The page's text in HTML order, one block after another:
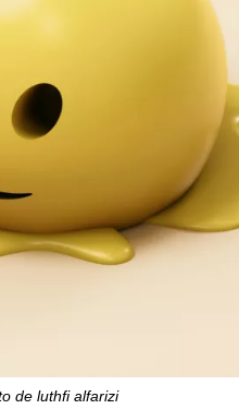
de luthfi alfarizi